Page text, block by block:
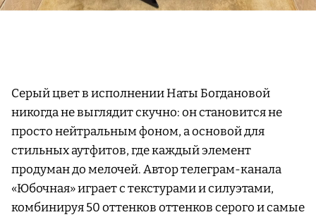
Серый цвет в исполнении Наты Богдановой
никогда не выглядит скучно: он становится не
просто нейтральным фоном, а основой для
стильных аутфитов, где каждый элемент
продуман до мелочей. Автор телеграм-канала
«Юбочная» играет с текстурами и силуэтами,
комбинируя 50 оттенков оттенков серого и самые